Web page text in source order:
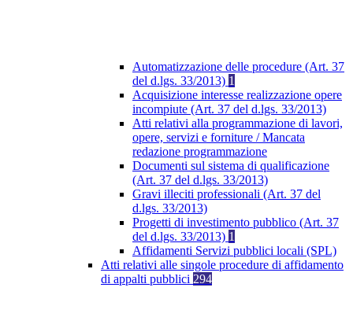
Automatizzazione delle procedure (Art. 37
del d.lgs. 33/2013) 1
Acquisizione interesse realizzazione opere
incompiute (Art. 37 del d.lgs. 33/2013)
Atti relativi alla programmazione di lavori,
opere, servizi e forniture / Mancata
redazione programmazione
Documenti sul sistema di qualificazione
(Art. 37 del d.lgs. 33/2013)
Gravi illeciti professionali (Art. 37 del
d.lgs. 33/2013)
Progetti di investimento pubblico (Art. 37
del d.lgs. 33/2013) 1
Affidamenti Servizi pubblici locali (SPL)
Atti relativi alle singole procedure di affidamento
di appalti pubblici 294